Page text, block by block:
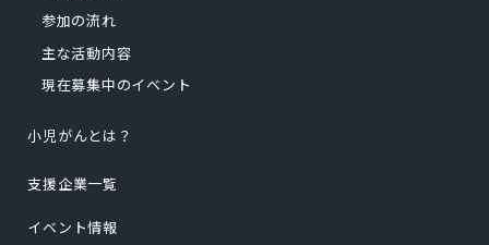
参加の流れ
主な活動内容
現在募集中のイベント
小児がんとは？
支援企業一覧
イベント情報